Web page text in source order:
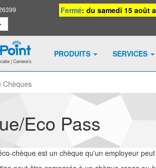
Fermé: du samedi 15 août
PRODUITS SERVICES
Chèques
Eco Pass
chèque est un chèque qu'un employeur